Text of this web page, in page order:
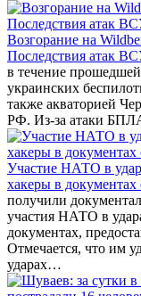
Возгорание на
Последствия атак
в течение
украинских
также акваторией
РФ. Из-за атаки
Участие НАТО в
хакеры в
получили
участия НАТО в
документах,
Отмечается, что им
ударах…